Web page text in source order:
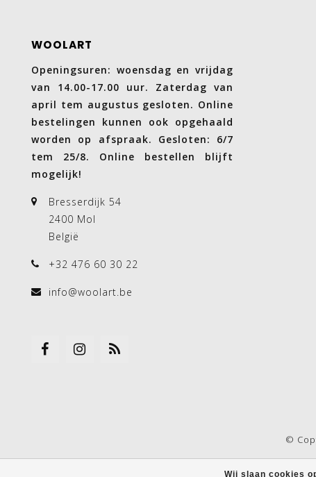
Wij slaan cookies
WOOLART
Openingsuren: woensdag en vrijdag
van 14.00-17.00 uur. Zaterdag van
april tem augustus gesloten. Online
bestelingen kunnen ook opgehaald
worden op afspraak. Gesloten: 6/7
tem 25/8. Online bestellen blijft
mogelijk!
Bresserdijk 54
2400 Mol
België
+32 476 60 30 22
info@woolart.be
©